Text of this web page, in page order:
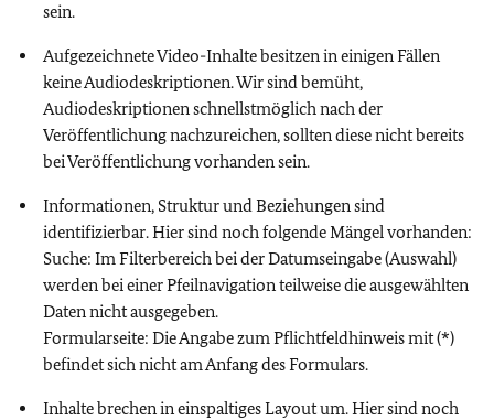
sein.
Aufgezeichnete Video-Inhalte besitzen in einigen Fällen
keine Audiodeskriptionen. Wir sind bemüht,
Audiodeskriptionen schnellstmöglich nach der
Veröffentlichung nachzureichen, sollten diese nicht bereits
bei Veröffentlichung vorhanden sein.
Informationen, Struktur und Beziehungen sind
identifizierbar. Hier sind noch folgende Mängel vorhanden:
Suche: Im Filterbereich bei der Datumseingabe (Auswahl)
werden bei einer Pfeilnavigation teilweise die ausgewählten
Daten nicht ausgegeben.
Formularseite: Die Angabe zum Pflichtfeldhinweis mit (*)
befindet sich nicht am Anfang des Formulars.
Inhalte brechen in einspaltiges Layout um. Hier sind noch